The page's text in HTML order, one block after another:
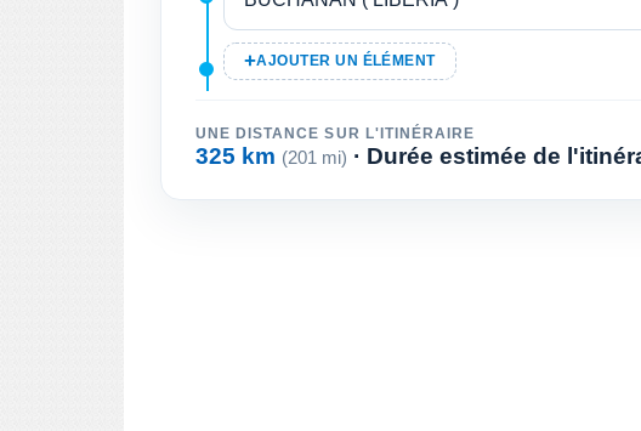
AJOUTER UN ÉLÉMENT
UNE DISTANCE SUR L'ITINÉRAIRE
325 km (201 mi) · Durée estimée de